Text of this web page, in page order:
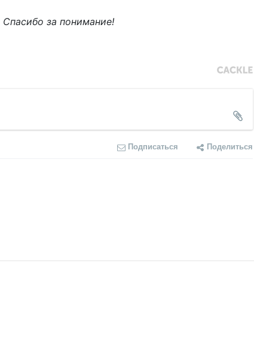
Спасибо за понимание!
Подписаться Поделиться